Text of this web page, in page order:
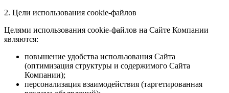
2. Цели использования cookie-файлов
Целями использования cookie-файлов на Сайте Компании
являются:
повышение удобства использования Сайта
(оптимизация структуры и содержимого Сайта
Компании);
персонализация взаимодействия (таргетированная